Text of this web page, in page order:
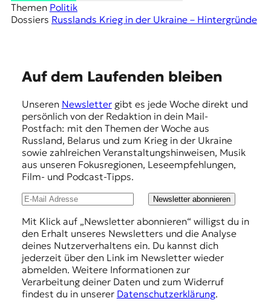
Themen Politik
Dossiers Russlands Krieg in der Ukraine – Hintergründe
Auf dem Laufenden bleiben
Unseren Newslettergibt es jede Woche direkt und
persönlich von der Redaktion in dein Mail-
Postfach: mit den Themen der Woche aus
Russland, Belarus und zum Krieg in der Ukraine
sowie zahlreichen Veranstaltungshinweisen, Musik
aus unseren Fokusregionen, Leseempfehlungen,
Film- und Podcast-Tipps.
Newsletter abonnieren
Mit Klick auf „Newsletter abonnieren“ willigst du in
den Erhalt unseres Newsletters und die Analyse
deines Nutzerverhaltens ein. Du kannst dich
jederzeit über den Link im Newsletter wieder
abmelden. Weitere Informationen zur
Verarbeitung deiner Daten und zum Widerruf
findest du in unserer Datenschutzerklärung.